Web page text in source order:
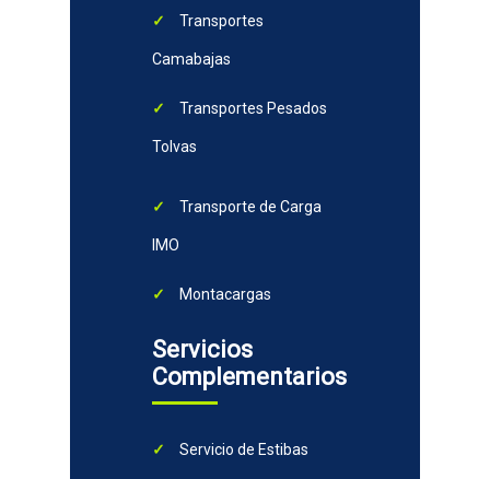
Transportes
Camabajas
Transportes Pesados
Tolvas
Transporte de Carga
IMO
Montacargas
Servicios
Complementarios
Servicio de Estibas